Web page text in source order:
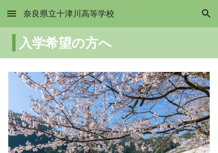
Skip to main content Skip to navigation
奈良県立十津川高等学校
入学希望の方へ